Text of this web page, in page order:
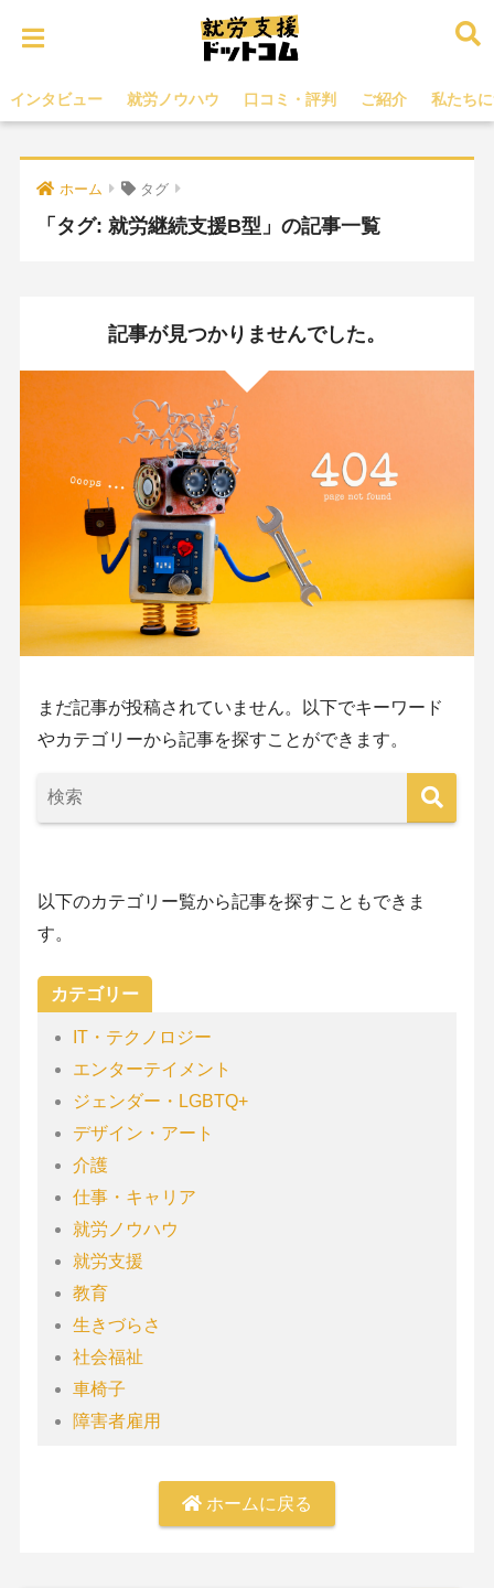
インタビュー 就労ノウハウ 口コミ・評判 ご紹介 私たち
ホーム タグ
「タグ: 就労継続支援B型 」の記事一覧
記事が見つかりませんでした。
まだ記事が投稿されていません。以下でキーワード
やカテゴリーから記事を探すことができます。
以下のカテゴリー覧から記事を探すこともできま
す。
カテゴリー
IT・テクノロジー
エンターテイメント
ジェンダー・LGBTQ+
デザイン・アート
介護
仕事・キャリア
就労ノウハウ
就労支援
教育
生きづらさ
社会福祉
車椅子
障害者雇用
ホームに戻る